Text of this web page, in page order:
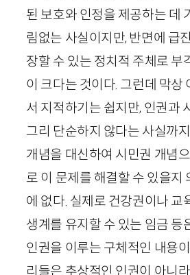
된 보호와 인정을 제공하는 데
림없는 사실이지만, 반면에 급
장할 수 있는 정치적 주체로 부
이 크다는 것이다. 그런데 막상
서 지적하기는 쉽지만, 인권과
그리 단순하지 않다는 사실까
개념을 대신하여 시민권 개념
로 이 문제를 해결할 수 있을지
에 없다. 실제로 건강권이나 교
생계를 유지할 수 있는 임금 등
인권을 이루는 구체적인 내용
리들은 추상적인 인권이 아니